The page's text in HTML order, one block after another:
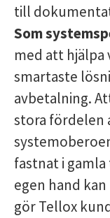
till
Som
med att hjälpa
smartaste
avbetalning.
stora fördelen
fastnat i
egen hand
görTellox